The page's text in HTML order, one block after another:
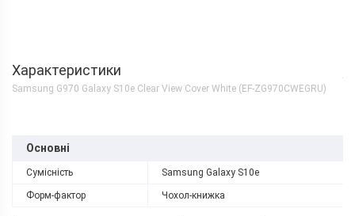
Характеристики
Samsung G970 Galaxy S10e Clear View Cover White (EF-ZG970CWEGRU)
Основні
Сумісність Samsung Galaxy S10e
Форм-фактор Чохол-книжка